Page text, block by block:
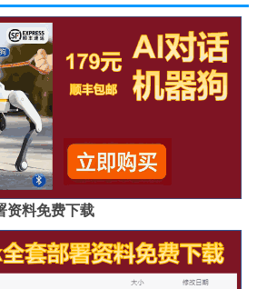
资料免费下载